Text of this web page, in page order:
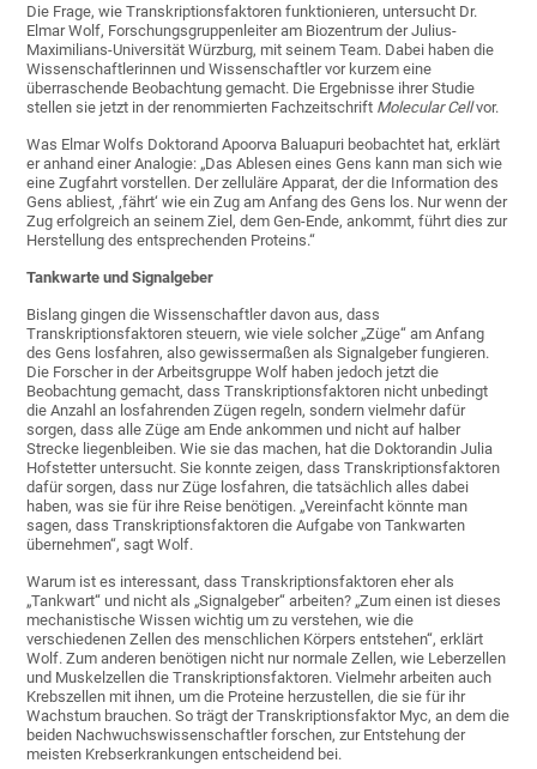
Die Frage, wie Transkriptionsfaktoren funktionieren, untersucht Dr.
Elmar Wolf, Forschungsgruppenleiter am Biozentrum der Julius-
Maximilians-Universität Würzburg, mit seinem Team. Dabei haben die
Wissenschaftlerinnen und Wissenschaftler vor kurzem eine
überraschende Beobachtung gemacht. Die Ergebnisse ihrer Studie
stellen sie jetzt in der renommierten Fachzeitschrift Molecular Cellvor.
Was Elmar Wolfs Doktorand Apoorva Baluapuri beobachtet hat, erklärt
er anhand einer Analogie: „Das Ablesen eines Gens kann man sich wie
eine Zugfahrt vorstellen. Der zelluläre Apparat, der die Information des
Gens abliest, ‚fährt‘ wie ein Zug am Anfang des Gens los. Nur wenn der
Zug erfolgreich an seinem Ziel, dem Gen-Ende, ankommt, führt dies zur
Herstellung des entsprechenden Proteins.“
Tankwarte und Signalgeber
Bislang gingen die Wissenschaftler davon aus, dass
Transkriptionsfaktoren steuern, wie viele solcher „Züge“ am Anfang
des Gens losfahren, also gewissermaßen als Signalgeber fungieren.
Die Forscher in der Arbeitsgruppe Wolf haben jedoch jetzt die
Beobachtung gemacht, dass Transkriptionsfaktoren nicht unbedingt
die Anzahl an losfahrenden Zügen regeln, sondern vielmehr dafür
sorgen, dass alle Züge am Ende ankommen und nicht auf halber
Strecke liegenbleiben. Wie sie das machen, hat die Doktorandin Julia
Hofstetter untersucht. Sie konnte zeigen, dass Transkriptionsfaktoren
dafür sorgen, dass nur Züge losfahren, die tatsächlich alles dabei
haben, was sie für ihre Reise benötigen. „Vereinfacht könnte man
sagen, dass Transkriptionsfaktoren die Aufgabe von Tankwarten
übernehmen“, sagt Wolf.
Warum ist es interessant, dass Transkriptionsfaktoren eher als
„Tankwart“ und nicht als „Signalgeber“ arbeiten? „Zum einen ist dieses
mechanistische Wissen wichtig um zu verstehen, wie die
verschiedenen Zellen des menschlichen Körpers entstehen“, erklärt
Wolf. Zum anderen benötigen nicht nur normale Zellen, wie Leberzellen
und Muskelzellen die Transkriptionsfaktoren. Vielmehr arbeiten auch
Krebszellen mit ihnen, um die Proteine herzustellen, die sie für ihr
Wachstum brauchen. So trägt der Transkriptionsfaktor Myc, an dem die
beiden Nachwuchswissenschaftler forschen, zur Entstehung der
meisten Krebserkrankungen entscheidend bei.